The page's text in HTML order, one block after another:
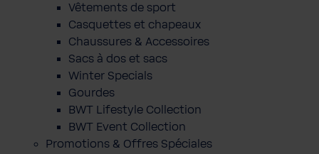
Vêtements de sport
Casquettes et chapeaux
Chaussures & Accessoires
Sacs à dos et sacs
Winter Specials
Gourdes
BWT Lifestyle Collection
BWT Event Collection
Promotions & Offres Spéciales